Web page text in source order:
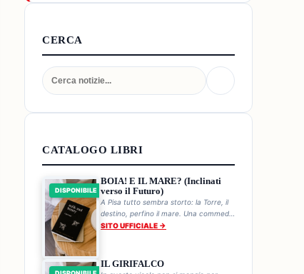
CERCA
CATALOGO LIBRI
DISPONIBILE
BOIA! E IL MARE? (Inclinati
verso il Futuro)
A Pisa tutto sembra storto: la Torre, il
destino, perfino il mare. Una commedia
storica sul genio sbilenco di chi non
SITO UFFICIALE →
IL GIRIFALCO